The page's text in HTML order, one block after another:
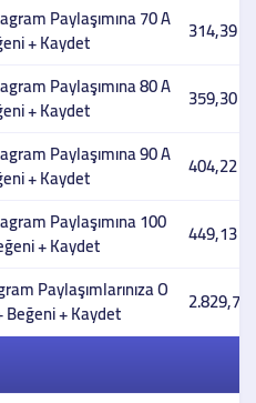
Paylaşımına 70 A
+ Kaydet 314,39 TL
Paylaşımına 80 A
+ Kaydet 359,30 TL
Paylaşımına 90 A
+ Kaydet 404,22 TL
Paylaşımına 100
+ Kaydet 449,13 TL
Paylaşımlarınıza O
Beğeni + Kaydet 2.829,73